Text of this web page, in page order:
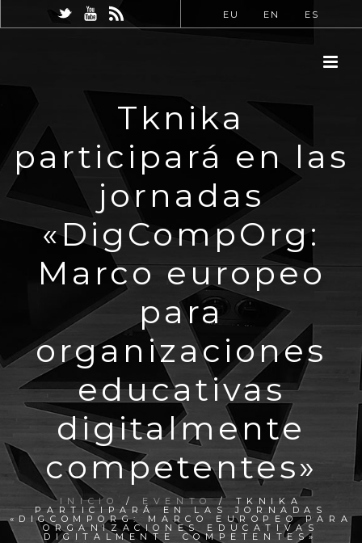
EU EN ES
Tknika
participará en las
jornadas
«DigCompOrg:
Marco europeo
para
organizaciones
educativas
digitalmente
competentes»
INICIO / EVENTO/ TKNIKA
PARTICIPARÁ EN LAS JORNADAS
«DIGCOMPORG: MARCO EUROPEO PARA
ORGANIZACIONES EDUCATIVAS
DIGITALMENTE COMPETENTES»